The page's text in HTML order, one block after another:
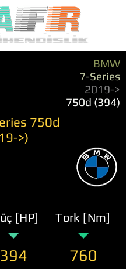
BMW
7-Series
2019->
750d (394)
750d
->)
[HP] Tork [Nm]
394 760